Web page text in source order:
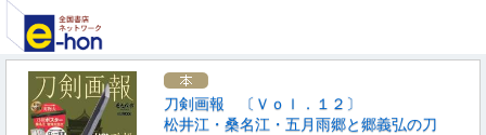
刀剣画報 〔Ｖｏｌ．１２〕
松井江・桑名江・五月雨郷と郷義弘の刀